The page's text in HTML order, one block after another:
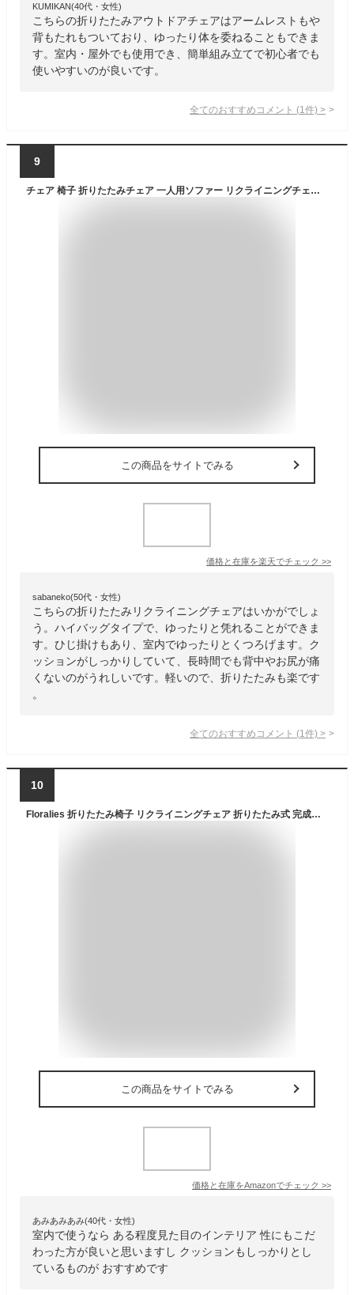
KUMIKAN(40代・女性)
こちらの折りたたみアウトドアチェアはアームレストもや
背もたれもついており、ゆったり体を委ねることもできま
す。室内・屋外でも使用でき、簡単組み立てで初心者でも
使いやすいのが良いです。
全てのおすすめコメント (1 件) >
9
チェア 椅子 折りたたみチェア 一人用ソファー リクライニングチェア 折りたたみ 背もたれ 肘掛け 3段階調整 収納付き 室内 昼休み 昼寝 家庭用 オフィス アウトドア キャンプ用 子ども 女性 おしゃれ リラックス 折り畳み式 ハイバック サイドポケット 仮眠 レジャーチェア
この商品をサイトでみる
価格と在庫を楽天でチェック >>
sabaneko(50代・女性)
こちらの折りたたみリクライニングチェアはいかがでしょ
う。ハイバッグタイプで、ゆったりと凭れることができま
す。ひじ掛けもあり、室内でゆったりとくつろげます。ク
ッションがしっかりしていて、長時間でも背中やお尻が痛
くないのがうれしいです。軽いので、折りたたみも楽です
。
全てのおすすめコメント (1 件) >
10
Floralies 折りたたみ椅子 リクライニングチェア 折りたたみ式 完成品 足置き台付き リラックス 折りたたみチェア ガーデンチェア パーソナル 持ち運び簡単 屋内 屋外 兼用 通気性よい (グレ-（足置き台付き）, 1人掛け（幅80×奥行45×高90cm）)
この商品をサイトでみる
価格と在庫をAmazonでチェック >>
あみあみあみ(40代・女性)
室内で使うなら ある程度見た目のインテリア 性にもこだ
わった方が良いと思いますし クッションもしっかりとし
ているものが おすすめです